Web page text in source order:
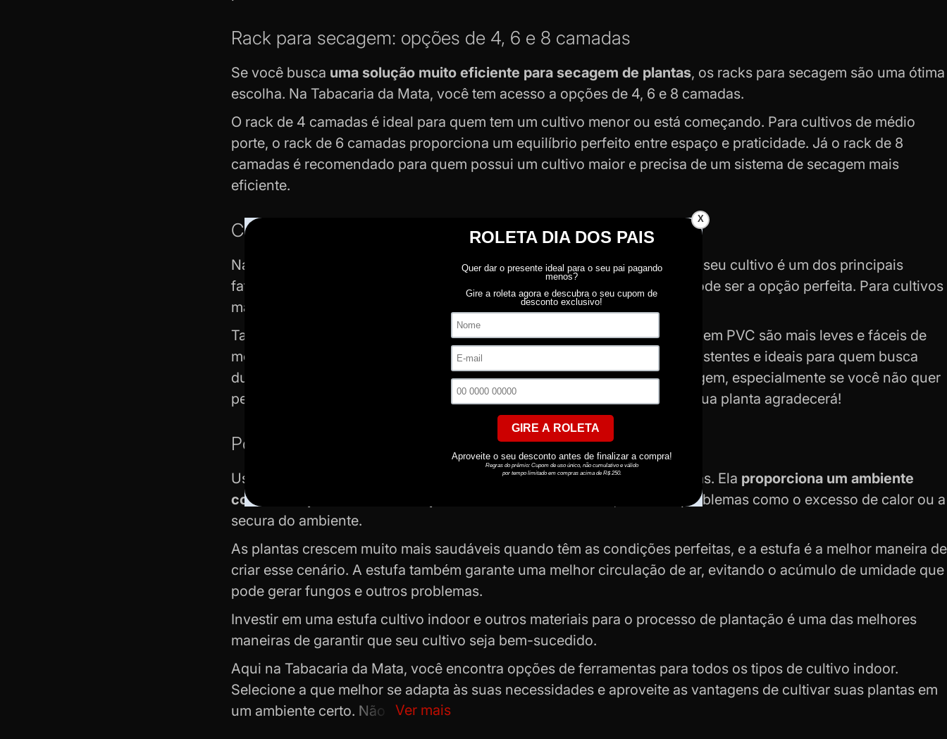
Rack para secagem: opções de 4, 6 e 8 camadas
Se você busca uma solução muito eficiente para secagem de plantas, os racks para secagem são uma ótima
escolha. Na Tabacaria da Mata, você tem acesso a opções de 4, 6 e 8 camadas.
O rack de 4 camadas é ideal para quem tem um cultivo menor ou está começando. Para cultivos de médio
porte, o rack de 6 camadas proporciona um equilíbrio perfeito entre espaço e praticidade. Já o rack de 8
camadas é recomendado para quem possui um cultivo maior e precisa de um sistema de secagem mais
eficiente.
Como escolher a estufa cultivo indoor certa?
Na hora de escolher a estufa ideal para seucultivo indoor, o tamanho do seu cultivo é um dos principais
fatores a serem considerados. Para cultivos pequenos, uma compacta pode ser a opção perfeita. Para cultivos
maiores, procure pelas que oferecem mais espaço e estabilidade.
Também vale a pena conferir a qualidade do material da estufa. Modelos em PVC são mais leves e fáceis de
montar, enquanto as opções de alumínio e aço galvanizado são mais resistentes e ideais para quem busca
durabilidade. Não se esqueça também de verificar a facilidade de montagem, especialmente se você não quer
perder tempo com configurações complicadas. Escolha com cuidado e sua planta agradecerá!
Por que usar uma estufa no cultivo indoor?
Usar uma estufa cultivo indoor é como dar um superpoder às suas plantas. Ela proporciona um ambiente
controlado para manter a temperatura e a umidade ideais
, evitando problemas como o excesso de calor ou a
secura do ambiente.
As plantas crescem muito mais saudáveis quando têm as condições perfeitas, e a estufa é a melhor maneira de
criar esse cenário. A estufa também garante uma melhor circulação de ar, evitando o acúmulo de umidade que
pode gerar fungos e outros problemas.
Investir em uma estufa cultivo indoor e outros materiais para o processo de plantação é uma das melhores
maneiras de garantir que seu cultivo seja bem-sucedido.
Aqui na Tabacaria da Mata, você encontra opções de ferramentaspara todos os tipos de cultivo indoor.
Selecione a que melhor se adapta às suas necessidades e aproveite as vantagens de cultivar suas plantas em
um ambiente certo. Não deixe para depois e maximize seus resultados o quanto antes!
Ver mais
X